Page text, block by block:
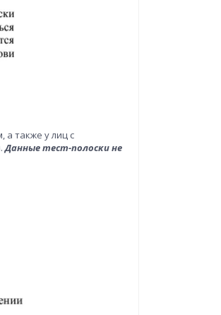
а также у лиц с
Данные тест-полоски не